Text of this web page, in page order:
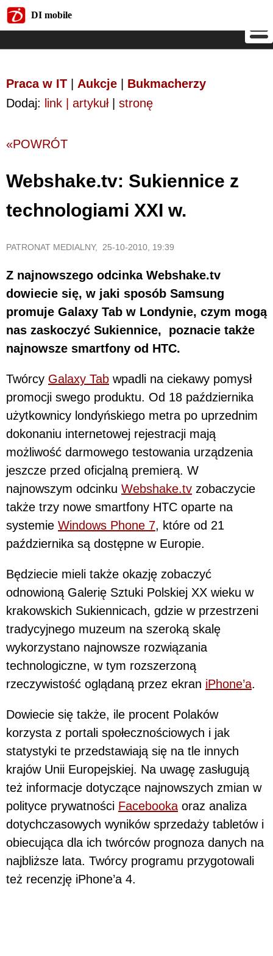
DI mobile
Praca w IT Aukcje
Bukmacherzy
Dodaj: link | artykuł| stronę
«POWRÓT
Webshake.tv: Sukiennice z
technologiami XXI w.
PATRONAT MEDIALNY, 25-10-2010, 19:39
Z najnowszego odcinka Webshake.tv
dowiecie się, w jaki sposób Samsung
promuje Galaxy Tab w Londynie, czym mogą
nas zaskoczyć Sukiennice, poznacie także
najnowsze smartfony od HTC.
Twórcy Galaxy Tab wpadli na ciekawy pomysł
promocji swego produktu. Od 18 października
użytkownicy londyńskiego metra po uprzednim
dokonaniu internetowej rejestracji mają
możliwość darmowego testowania urządzenia
jeszcze przed oficjalną premierą. W
najnowszym odcinku Webshake.tv zobaczycie
także trzy nowe smartfony HTC oparte na
systemie Windows Phone 7, które od 21
października są dostępne w Europie.
Będziecie mieli także okazję zobaczyć
odnowioną Galerię Sztuki Polskiej XX wieku w
krakowskich Sukiennicach, gdzie w przestrzeni
tradycyjnego muzeum na szeroką skalę
wykorzystano najnowsze rozwiązania
technologiczne, w tym rozszerzoną
rzeczywistość oglądaną przez ekran iPhone’a.
Dowiecie się także, ile procent Polaków
korzysta z portali społecznościowych i jak
statystyki te przedstawiają się na tle innych
krajów Unii Europejskiej. Na uwagę zasługują
też informacje dotyczące najnowszych zmian w
polityce prywatności Facebooka oraz analiza
dotychczasowych wyników sprzedaży tabletów i
obiecująca dla ich twórców prognoza danych na
najbliższe lata. Twórcy programu przygotowali
też recenzję iPhone’a 4.
DI mobile